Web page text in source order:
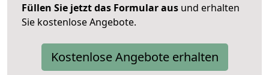
Füllen Sie jetzt das Formular aus und erhalten
Sie kostenlose Angebote.
Kostenlose Angebote erhalten